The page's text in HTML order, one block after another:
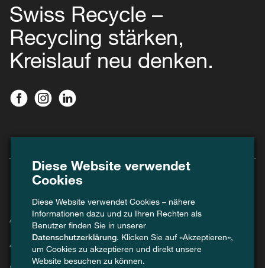
Swiss Recycle –
Recycling stärken,
Kreislauf neu denken.
Agenda
Aktuell
Diese Website verwendet
Cookies
Diese Website verwendet Cookies – nähere
Informationen dazu und zu Ihren Rechten als
Benutzer finden Sie in unserer
Datenschutzerklärung. Klicken Sie auf «Akzeptieren»,
um Cookies zu akzeptieren und direkt unsere
Website besuchen zu können.